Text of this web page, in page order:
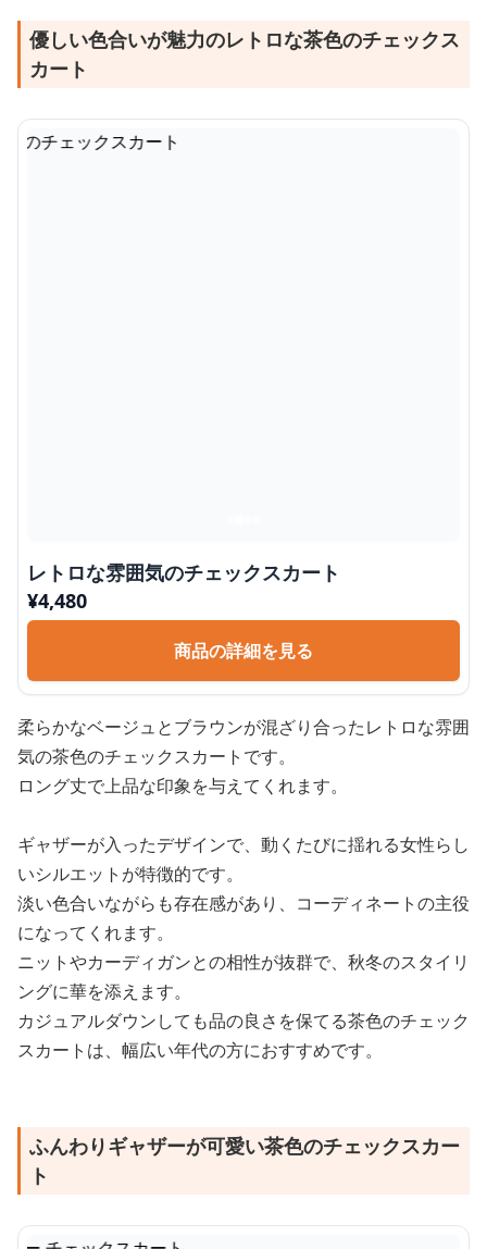
優しい色合いが魅力のレトロな茶色のチェックス
カート
レトロな雰囲気のチェックスカート
¥4,480
商品の詳細を見る
柔らかなベージュとブラウンが混ざり合ったレトロな雰囲
気の茶色のチェックスカートです。
ロング丈で上品な印象を与えてくれます。
ギャザーが入ったデザインで、動くたびに揺れる女性らし
いシルエットが特徴的です。
淡い色合いながらも存在感があり、コーディネートの主役
になってくれます。
ニットやカーディガンとの相性が抜群で、秋冬のスタイリ
ングに華を添えます。
カジュアルダウンしても品の良さを保てる茶色のチェック
スカートは、幅広い年代の方におすすめです。
ふんわりギャザーが可愛い茶色のチェックスカー
ト